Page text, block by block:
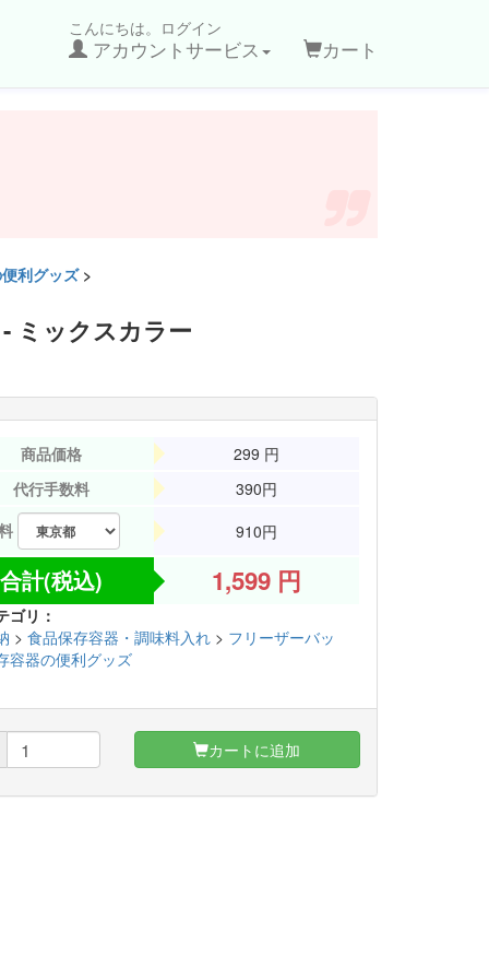
こんにちは。ログイン
アカウントサービス カート
利グッズ>
ミックスカラー
商品価格 299 円
代行手数料
390円
910円
合計(税込) 1,599 円
ゴリ：
>食品保存容器・調味料入れ > フリーザーバッ
容器の便利グッズ
カートに追加